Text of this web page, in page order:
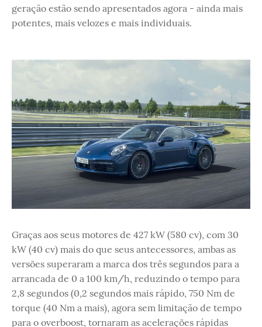
geração estão sendo apresentados agora - ainda mais
potentes, mais velozes e mais individuais.
Graças aos seus motores de 427 kW (580 cv), com 30
kW (40 cv) mais do que seus antecessores, ambas as
versões superaram a marca dos três segundos para a
arrancada de 0 a 100 km/h, reduzindo o tempo para
2,8 segundos (0,2 segundos mais rápido, 750 Nm de
torque (40 Nm a mais), agora sem limitação de tempo
para o overboost, tornaram as acelerações rápidas